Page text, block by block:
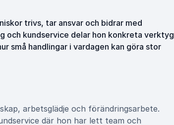
trivs, tar ansvar och bidrar med
och kundservice delar hon konkreta verktyg
små handlingar i vardagen kan göra stor
arbetsglädje och förändringsarbete.
där hon har lett team och